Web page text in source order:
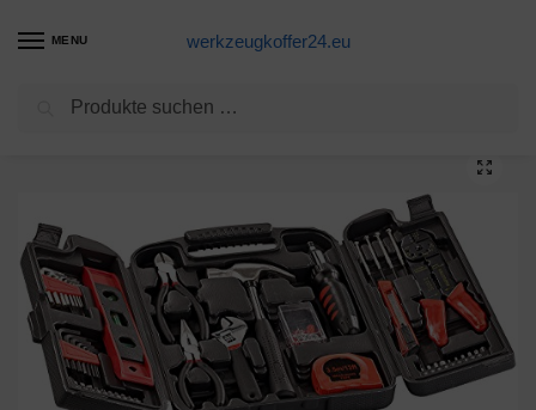
MENU werkzeugkoffer24.eu
Werkzeugkoffer Produkte